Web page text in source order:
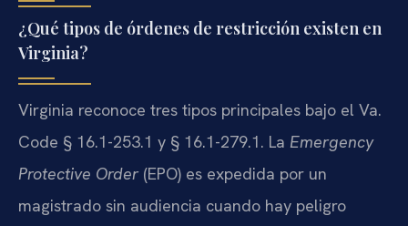
¿Qué tipos de órdenes de restricción existen en
Virginia?
Virginia reconoce tres tipos principales bajo el Va.
Code § 16.1-253.1 y § 16.1-279.1. La Emergency
Protective Order(EPO) es expedida por un
magistrado sin audiencia cuando hay peligro